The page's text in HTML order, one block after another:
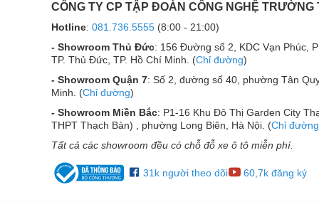
các hệ thống, dàn loa nghe nhạc, xem phim và hát
Còn hàng
10.550.000₫
5 /5 4 đánh giá
Đặc điểm nổi bật
Loa Sub
kế hiện đại
CÔNG TY CP TẬP ĐOÀN CÔNG NGHỆ TRƯỜNG
Hotline: 081.736.5555 (8:00 - 21:00)
- Showroom Thủ Đức: 156 Đường số 2, KDC Vạn Phúc,
TP. Thủ Đức, TP. Hồ Chí Minh. (Chỉ đường)
- Showroom Quận 7: Số 2, đường số 40, phường Tân
Minh. (Chỉ đường)
- Showroom Miền Bắc: P1-16 Khu Đô Thị Garden City
THPT Thạch Bàn) , phường Long Biên, Hà Nội. (Chỉ đường
Tất cả các showroom đều có chỗ đỗ xe ô tô miễn phí.
31k người theo dõi 60,7k đăng ký